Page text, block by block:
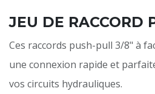
JEU DE RACCORD
Ces raccords push-pull 3/8" à
une connexion rapide et
vos circuits hydrauliques.